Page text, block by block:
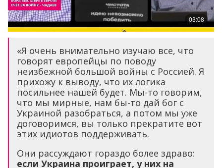
«Я очень внимательно изучаю все, что
говорят европейцы по поводу
неизбежной большой войны с Россией. Я
прихожу к выводу, что их логика
посильнее нашей будет. Мы-то говорим,
что мы мирные, нам бы-то дай бог с
Украиной разобраться, а потом мы уже
договоримся, вы только прекратите вот
этих идиотов поддерживать.
Они рассуждают гораздо более здраво:
если Украина проиграет, у них на